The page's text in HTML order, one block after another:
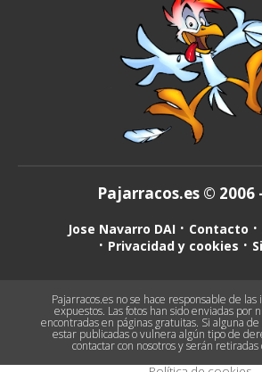
Pajarracos.es © 2006
Jose Navarro DAI Contacto
Privacidad y cookies
Pajarracos.es no se hace responsable de
expuestos. Las fotos han sido enviadas por
encontradas en páginas gratuitas. Si alguna
estar publicadas o vulnera algún tipo de
contactar con nosotros y serán